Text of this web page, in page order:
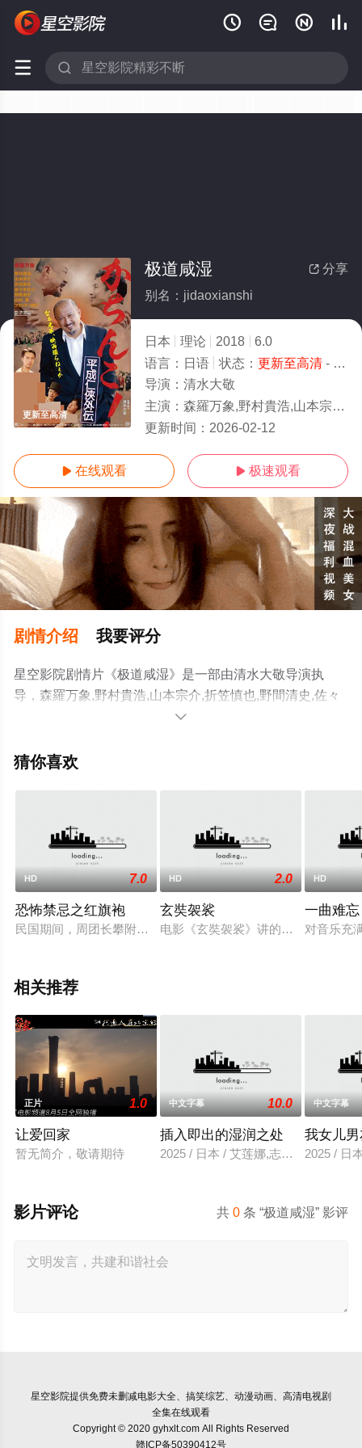
   
 
更新至高清
 分享
极道咸湿
别名：jidaoxianshi
日本 理论 2018
6.0
语言： 日语 状态： 更新至高清- 免费在线观看
导演： 清水大敬
主演： 森羅万象,野村貴浩,山本宗介,折笠慎也,野間清史,佐々木狂介,山科薫,フランキー岡村
更新时间： 2026-02-12
 在线观看  极速观看
剧情介绍 我要评分
星空影院剧情片《极道咸湿》是一部由清水大敬导演执
导，森羅万象,野村貴浩,山本宗介,折笠慎也,野間清史,佐々
木狂介,山科薫,フランキー岡村等演员精彩演绎的日本电
影网，更多剧情信息可移步至豆瓣电影、电视猫或剧情网

猜你喜欢
HD 7.0
恐怖禁忌之红旗袍
民国期间，周团长攀附权贵，与即将成婚的评弹名伶程小蝶（
HD 2.0
玄奘袈裟
电影《玄奘袈裟》讲的是辛亥革命前
HD
一曲难忘
对音乐充
相关推荐
正片 1.0
让爱回家
暂无简介，敬请期待
中文字幕 10.0
插入即出的湿润之处
2025 / 日本 / 艾莲娜,志美健
中文字幕
我女儿
2025 / 日
共0 条 “极道咸湿” 影评
影片评论
星空影院提供免费未删减电影大全、搞笑综艺、动漫动画、高清电视剧
全集在线观看
Copyright © 2020 gyhxlt.com All Rights Reserved
赣ICP备50390412号